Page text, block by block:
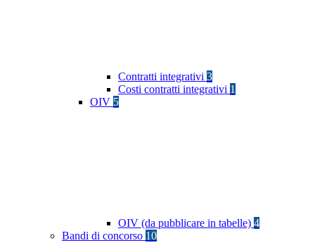
Contratti integrativi 3
Costi contratti integrativi 1
OIV 5
OIV (da pubblicare in tabelle) 4
Bandi di concorso 10